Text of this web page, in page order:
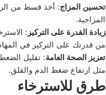
تحسين المزاج: أخذ قسط من
المزاجية.
زيادة القدرة على التركيز :
من قدرتك على التركيز في
تعزيز الصحة العامة: تقليل
مثل ارتفاع ضغط الدم والقلق.
طرق للاسترخاء